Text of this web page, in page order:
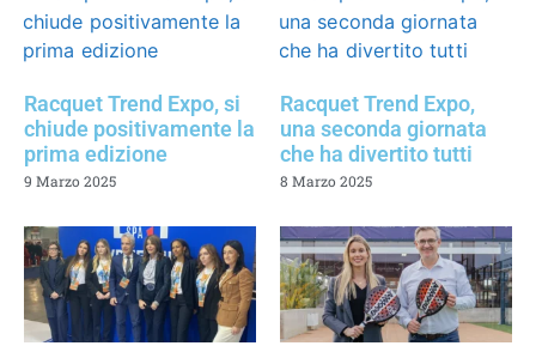
Racquet Trend Expo, si
chiude positivamente la
prima edizione
9 Marzo 2025
Racquet Trend Expo,
una seconda giornata
che ha divertito tutti
8 Marzo 2025